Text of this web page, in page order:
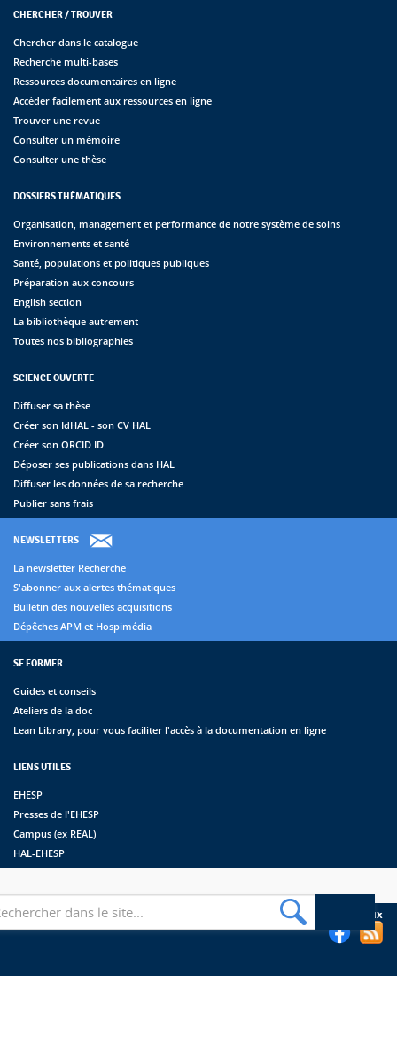
CHERCHER / TROUVER
Chercher dans le catalogue
Recherche multi-bases
Ressources documentaires en ligne
Accéder facilement aux ressources en ligne
Trouver une revue
Consulter un mémoire
Consulter une thèse
DOSSIERS THÉMATIQUES
Organisation, management et performance de notre système de soins
Environnements et santé
Santé, populations et politiques publiques
Préparation aux concours
English section
La bibliothèque autrement
Toutes nos bibliographies
SCIENCE OUVERTE
Diffuser sa thèse
Créer son IdHAL - son CV HAL
Créer son ORCID ID
Déposer ses publications dans HAL
Diffuser les données de sa recherche
Publier sans frais
NEWSLETTERS
La newsletter Recherche
S'abonner aux alertes thématiques
Bulletin des nouvelles acquisitions
Dépêches APM et Hospimédia
SE FORMER
Guides et conseils
Ateliers de la doc
Lean Library, pour vous faciliter l'accès à la documentation en ligne
LIENS UTILES
EHESP
Presses de l'EHESP
Campus (ex REAL)
HAL-EHESP
Suivez les bibliothèques de l'EHESP sur les réseaux sociaux